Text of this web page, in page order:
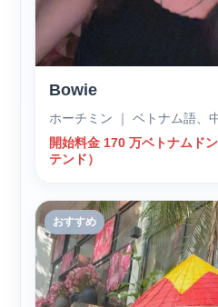
Bowie
ホーチミン ｜ ベトナム語、
開始料金 170 万ベトナムド
テンド）
おすすめ